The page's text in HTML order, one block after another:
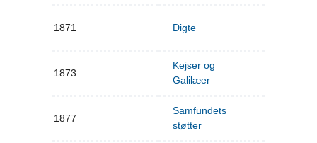
1871 Digte
1873
Kejser og
Galilæer
1877
Samfundets
støtter